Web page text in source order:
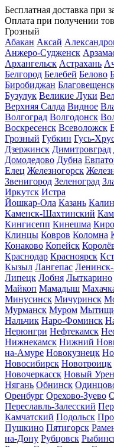
Бесплатная доставка при
Оплата при получении
Грозный
Абакан Аксай
Анжеро-Судженск
Архангельск Астрахань
Белгород Белебей Белово
Биробиджан
Бузулук Великие Луки
Верхняя Салда Видное
Волгоград Волгодонск
Воскресенск Всеволожск
Грозный Губкин Гусь-
Дзержинск Димитровград
Домодедово Дубна
Елец Железногорск
Звенигород Зеленоград
Иркутск Истра
Йошкар-Ола Казань
Каменск-Шахтинский
Кингисепп Кинешма
Клинцы Ковров Коломна
Конаково Копейск
Краснодар Красноярск
Кызыл Лангепас
Липецк Лобня Лыткарино
Майкоп Мамадыш
Минусинск Мичуринск
Мурманск Муром
Нальчик Наро-Фоминск
Нерюнгри Нефтекамск
Нижнекамск Нижний
на-Амуре Новокузнецк
Новосибирск Новотроицк
Новочеркасск Новый
Нягань Обнинск
Оренбург Орехово-Зуево
Переславль-Залесский
Камчатский Подольск
Пушкино Пятигорск
на-Дону Рубцовск